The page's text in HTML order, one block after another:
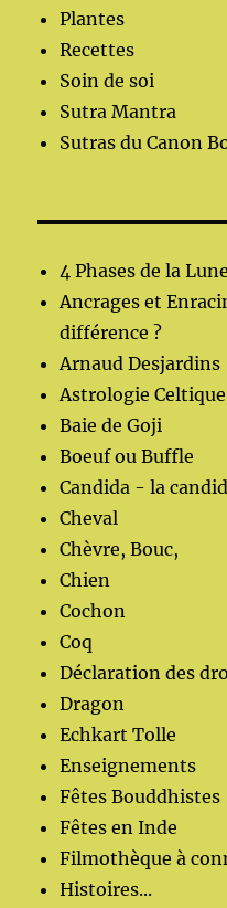
Plantes
Recettes
Soin de soi
Sutra Mantra
Sutras du Canon
4 Phases de la Lune
Ancrages et
différence ?
Arnaud Desjardins
Astrologie Celtique
Baie de Goji
Boeuf ou Buffle
Candida - la
Cheval
Chèvre, Bouc,
Chien
Cochon
Coq
Déclaration des
Dragon
Echkart Tolle
Enseignements
Fêtes Bouddhistes
Fêtes en Inde
Filmothèque à
Histoires...